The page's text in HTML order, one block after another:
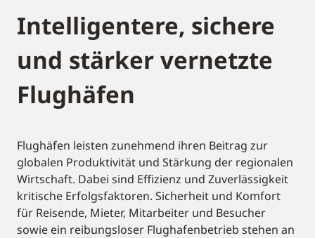
Intelligentere, sichere
und stärker vernetzte
Flughäfen
Flughäfen leisten zunehmend ihren Beitrag zur
globalen Produktivität und Stärkung der regionalen
Wirtschaft. Dabei sind Effizienz und Zuverlässigkeit
kritische Erfolgsfaktoren. Sicherheit und Komfort
für Reisende, Mieter, Mitarbeiter und Besucher
sowie ein reibungsloser Flughafenbetrieb stehen an